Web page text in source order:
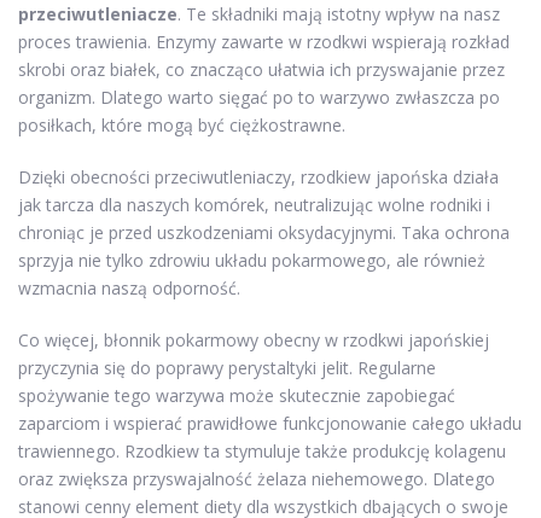
przeciwutleniacze. Te składniki mają istotny wpływ na nasz
proces trawienia. Enzymy zawarte w rzodkwi wspierają rozkład
skrobi oraz białek, co znacząco ułatwia ich przyswajanie przez
organizm. Dlatego warto sięgać po to warzywo zwłaszcza po
posiłkach, które mogą być ciężkostrawne.
Dzięki obecności przeciwutleniaczy, rzodkiew japońska działa
jak tarcza dla naszych komórek, neutralizując wolne rodniki i
chroniąc je przed uszkodzeniami oksydacyjnymi. Taka ochrona
sprzyja nie tylko zdrowiu układu pokarmowego, ale również
wzmacnia naszą odporność.
Co więcej, błonnik pokarmowy obecny w rzodkwi japońskiej
przyczynia się do poprawy perystaltyki jelit. Regularne
spożywanie tego warzywa może skutecznie zapobiegać
zaparciom i wspierać prawidłowe funkcjonowanie całego układu
trawiennego. Rzodkiew ta stymuluje także produkcję kolagenu
oraz zwiększa przyswajalność żelaza niehemowego. Dlatego
stanowi cenny element diety dla wszystkich dbających o swoje